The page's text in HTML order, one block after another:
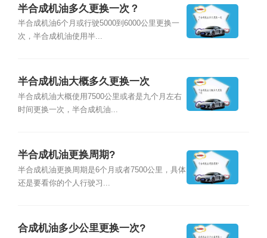
半合成机油多久更换一次？
半合成机油6个月或行驶5000到6000公里更换一
次，半合成机油使用半...
半合成机油大概多久更换一次
半合成机油大概使用7500公里或者是九个月左右
时间更换一次，半合成机油...
半合成机油更换周期?
半合成机油更换周期是6个月或者7500公里，具体
还是要看你的个人行驶习...
合成机油多少公里更换一次?